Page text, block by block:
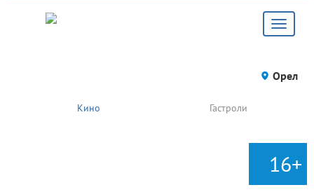
Toggle
Орел
Кино Гастроли
16+